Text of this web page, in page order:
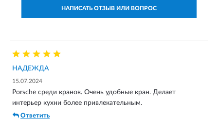
НАПИСАТЬ ОТЗЫВ ИЛИ ВОПРОС
НАДЕЖДА
15.07.2024
Porsche среди кранов. Очень удобные кран. Делает
интерьер кухни более привлекательным.
Ответить